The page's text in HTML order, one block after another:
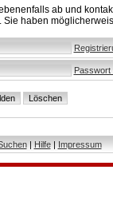
ab und
haben
Passwort
| Hilfe| Impressum